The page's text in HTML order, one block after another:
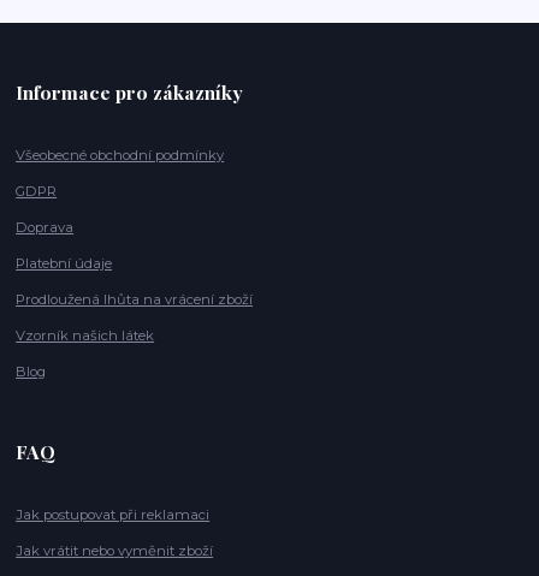
Informace pro zákazníky
Všeobecné obchodní podmínky
GDPR
Doprava
Platební údaje
Prodloužená lhůta na vrácení zboží
Vzorník našich látek
Blog
FAQ
Jak postupovat při reklamaci
Jak vrátit nebo vyměnit zboží